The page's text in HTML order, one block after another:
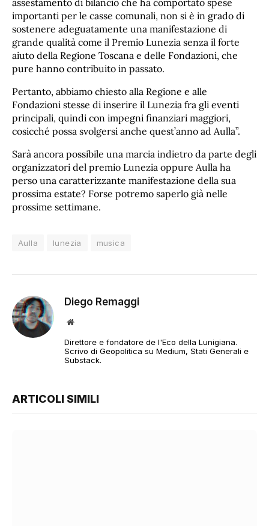
assestamento di bilancio che ha comportato spese
importanti per le casse comunali, non si è in grado di
sostenere adeguatamente una manifestazione di
grande qualità come il Premio Lunezia senza il forte
aiuto della Regione Toscana e delle Fondazioni, che
pure hanno contribuito in passato.
Pertanto, abbiamo chiesto alla Regione e alle
Fondazioni stesse di inserire il Lunezia fra gli eventi
principali, quindi con impegni finanziari maggiori,
cosicché possa svolgersi anche quest’anno ad Aulla”.
Sarà ancora possibile una marcia indietro da parte degli
organizzatori del premio Lunezia oppure Aulla ha
perso una caratterizzante manifestazione della sua
prossima estate? Forse potremo saperlo già nelle
prossime settimane.
Aulla lunezia musica
Diego Remaggi
Sito
Direttore e fondatore de l'Eco della Lunigiana.
Scrivo di Geopolitica su Medium, Stati Generali e
Substack.
ARTICOLI SIMILI